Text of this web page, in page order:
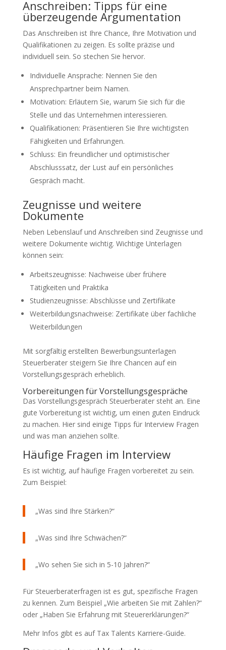
Anschreiben: Tipps für eine
überzeugende Argumentation
Das Anschreiben ist Ihre Chance, Ihre Motivation und
Qualifikationen zu zeigen. Es sollte präzise und
individuell sein. So stechen Sie hervor.
Individuelle Ansprache: Nennen Sie den
Ansprechpartner beim Namen.
Motivation: Erläutern Sie, warum Sie sich für die
Stelle und das Unternehmen interessieren.
Qualifikationen: Präsentieren Sie Ihre wichtigsten
Fähigkeiten und Erfahrungen.
Schluss: Ein freundlicher und optimistischer
Abschlusssatz, der Lust auf ein persönliches
Gespräch macht.
Zeugnisse und weitere
Dokumente
Neben Lebenslauf und Anschreiben sind Zeugnisse und
weitere Dokumente wichtig. Wichtige Unterlagen
können sein:
Arbeitszeugnisse: Nachweise über frühere
Tätigkeiten und Praktika
Studienzeugnisse: Abschlüsse und Zertifikate
Weiterbildungsnachweise: Zertifikate über fachliche
Weiterbildungen
Mit sorgfältig erstellten Bewerbungsunterlagen
Steuerberater steigern Sie Ihre Chancen auf ein
Vorstellungsgespräch erheblich.
Vorbereitungen für Vorstellungsgespräche
Das Vorstellungsgespräch Steuerberater steht an. Eine
gute Vorbereitung ist wichtig, um einen guten Eindruck
zu machen. Hier sind einige Tipps für Interview Fragen
und was man anziehen sollte.
Häufige Fragen im Interview
Es ist wichtig, auf häufige Fragen vorbereitet zu sein.
Zum Beispiel:
„Was sind Ihre Stärken?“
„Was sind Ihre Schwächen?“
„Wo sehen Sie sich in 5-10 Jahren?“
Für Steuerberaterfragen ist es gut, spezifische Fragen
zu kennen. Zum Beispiel „Wie arbeiten Sie mit Zahlen?“
oder „Haben Sie Erfahrung mit Steuererklärungen?“
Mehr Infos gibt es auf Tax Talents Karriere-Guide.